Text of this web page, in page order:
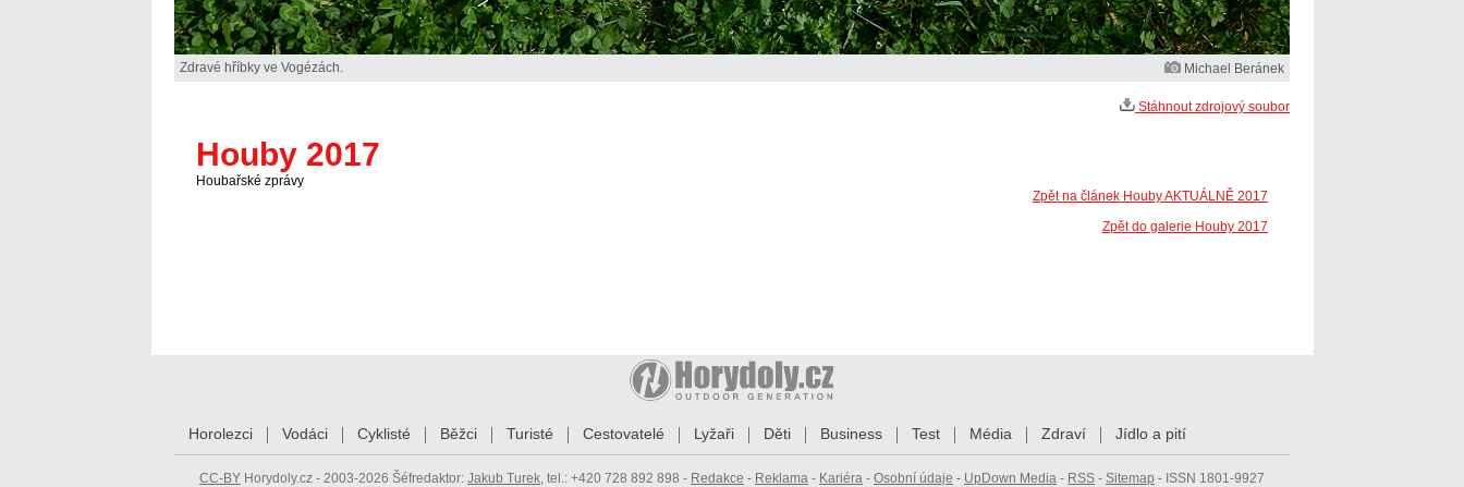
Zdravé hříbky ve Vogézách. Michael Beránek
Stáhnout zdrojový soubor
Houby 2017
Houbařské zprávy
Zpět na článek Houby AKTUÁLNĚ 2017
Zpět do galerie Houby 2017
Horolezci Vodáci Cyklisté Běžci Turisté Cestovatelé Lyžaři Děti Business Test Média Zdraví Jídlo a pití
CC-BY Horydoly.cz - 2003-2026 Šéfredaktor: Jakub Turek, tel.: +420 728 892 898 - Redakce - Reklama - Kariéra - Osobní údaje - UpDown Media - RSS - Sitemap - ISSN 1801-9927